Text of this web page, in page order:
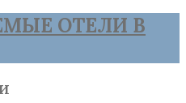
ОТЕЛИ В